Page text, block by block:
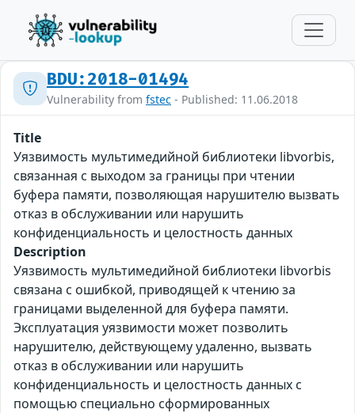
BDU:2018-01494
Vulnerability from fstec - Published: 11.06.2018
Title
Уязвимость мультимедийной библиотеки libvorbis,
связанная с выходом за границы при чтении
буфера памяти, позволяющая нарушителю вызвать
отказ в обслуживании или нарушить
конфиденциальность и целостность данных
Description
Уязвимость мультимедийной библиотеки libvorbis
связана с ошибкой, приводящей к чтению за
границами выделенной для буфера памяти.
Эксплуатация уязвимости может позволить
нарушителю, действующему удаленно, вызвать
отказ в обслуживании или нарушить
конфиденциальность и целостность данных с
помощью специально сформированных